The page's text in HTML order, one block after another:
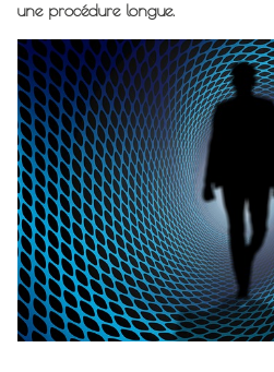
une procédure longue.